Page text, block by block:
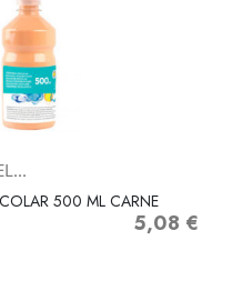
500 ML CARNE
Precio
5,08 €